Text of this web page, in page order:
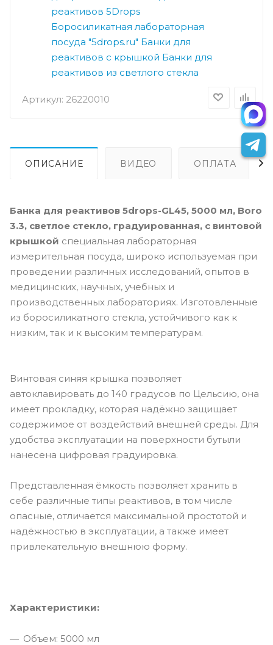
Артикул: 26220010
реактивов 5Drops
Боросиликатная лабораторная
посуда "5drops.ru" Банки для
реактивов с крышкой Банки для
реактивов из светлого стекла
ОПИСАНИЕ ВИДЕО ОПЛАТА
Банка для реактивов 5drops-GL45, 5000 мл, Boro
3.3, светлое стекло, градуированная, с винтовой
крышкой специальная лабораторная
измерительная посуда, широко используемая при
проведении различных исследований, опытов в
медицинских, научных, учебных и
производственных лабораториях. Изготовленные
из боросиликатного стекла, устойчивого как к
низким, так и к высоким температурам.
Винтовая синяя крышка позволяет
автоклавировать до 140 градусов по Цельсию, она
имеет прокладку, которая надёжно защищает
содержимое от воздействий внешней среды. Для
удобства эксплуатации на поверхности бутыли
нанесена цифровая градуировка.
Представленная ёмкость позволяет хранить в
себе различные типы реактивов, в том числе
опасные, отличается максимальной простотой и
надёжностью в эксплуатации, а также имеет
привлекательную внешнюю форму.
Характеристики:
Объем: 5000 мл